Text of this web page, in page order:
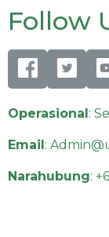
Follow
Operasional:
Email:
Narahubung: